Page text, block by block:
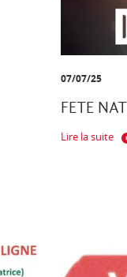
07/07/25
FETE
Lire la suite